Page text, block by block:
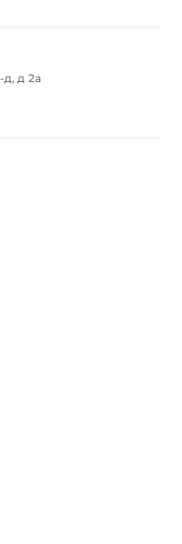
д, д 2а